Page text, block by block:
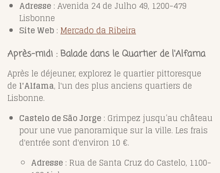
Adresse : Avenida 24 de Julho 49, 1200-479
Lisbonne
Site Web : Mercado da Ribeira
Après-midi : Balade dans le Quartier de l'Alfama
Après le déjeuner, explorez le quartier pittoresque
de l'Alfama, l'un des plus anciens quartiers de
Lisbonne.
Castelo de São Jorge : Grimpez jusqu’au château
pour une vue panoramique sur la ville. Les frais
d'entrée sont d'environ 10 €.
Adresse : Rua de Santa Cruz do Castelo, 1100-